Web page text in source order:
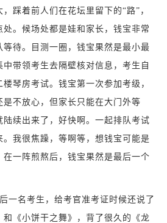
踩着前人们在花坛里留下的“路”，
。候场处都是娃和家长，钱宝非常
待。目测一圈，钱宝果然是最小最
带领考生去隔壁核对信息，考生自
琴房考试。钱宝第一次参加考级，
是不放心，但家长只能在大门外等
续出来了，好快啊。一起排队考试
。我很焦躁，等啊等，想钱宝可能是
一阵煎熬后，钱宝果然是最后一个
名考生，给考官准考证时候还说了
《小饼干之舞》，背了很久的《龙